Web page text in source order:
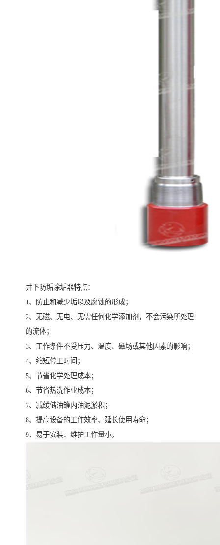
井下防垢除垢器特点：
1、防止和减少垢以及腐蚀的形成；
2、无磁、无电、无需任何化学添加剂，不会污染所处理
的流体；
3、工作条件不受压力、温度、磁场或其他因素的影响；
4、缩短停工时间；
5、节省化学处理成本；
6、节省热洗作业成本；
7、减缓储油罐内油泥淤积；
8、提高设备的工作效率、延长使用寿命；
9、易于安装、维护工作量小。